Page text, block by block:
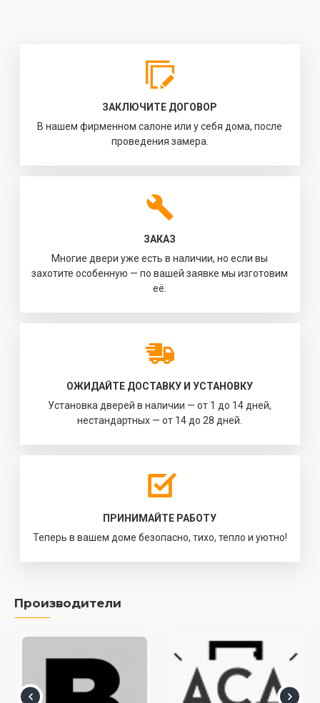
ЗАКЛЮЧИТЕ ДОГОВОР
В нашем фирменном салоне или у себя дома, после
проведения замера.
ЗАКАЗ
Многие двери уже есть в наличии, но если вы
захотите особенную — по вашей заявке мы изготовим
её.
ОЖИДАЙТЕ ДОСТАВКУ И УСТАНОВКУ
Установка дверей в наличии — от 1 до 14 дней,
нестандартных — от 14 до 28 дней.
ПРИНИМАЙТЕ РАБОТУ
Теперь в вашем доме безопасно, тихо, тепло и уютно!
Производители